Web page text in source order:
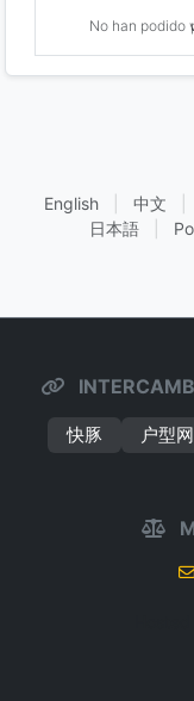
English 中文
日本語
快豚 户型网